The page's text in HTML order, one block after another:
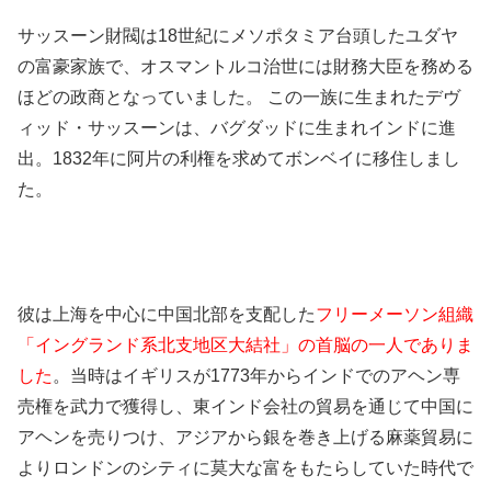
サッスーン財閥は18世紀にメソポタミア台頭したユダヤ
の富豪家族で、オスマントルコ治世には財務大臣を務める
ほどの政商となっていました。 この一族に生まれたデヴ
ィッド・サッスーンは、バグダッドに生まれインドに進
出。1832年に阿片の利権を求めてボンベイに移住しまし
た。
彼は上海を中心に中国北部を支配したフリーメーソン組織
「イングランド系北支地区大結社」の首脳の一人でありま
した 。当時はイギリスが1773年からインドでのアヘン専
売権を武力で獲得し、東インド会社の貿易を通じて中国に
アヘンを売りつけ、アジアから銀を巻き上げる麻薬貿易に
よりロンドンのシティに莫大な富をもたらしていた時代で